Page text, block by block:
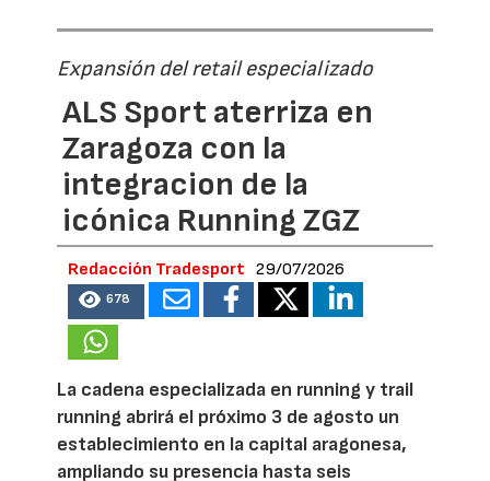
Expansión del retail especializado
ALS Sport aterriza en
Zaragoza con la
integracion de la
icónica Running ZGZ
Redacción Tradesport 29/07/2026
678
La cadena especializada en running y trail
running abrirá el próximo 3 de agosto un
establecimiento en la capital aragonesa,
ampliando su presencia hasta seis